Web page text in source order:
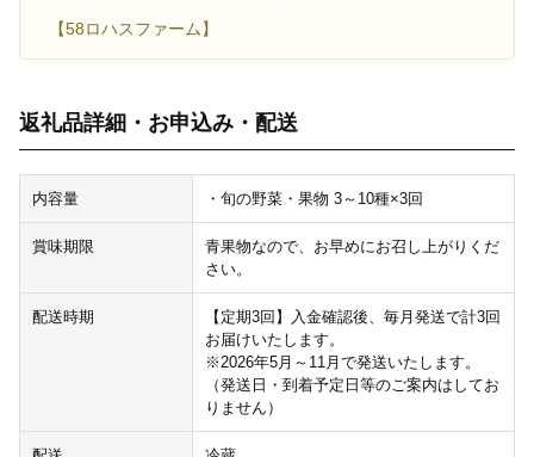
【58ロハスファーム】
返礼品詳細・お申込み・配送
内容量 ・旬の野菜・果物 3～10種×3回
賞味期限
青果物なので、お早めにお召し上がりくだ
さい。
配送時期
【定期3回】入金確認後、毎月発送で計3回
お届けいたします。
※2026年5月～11月で発送いたします。
（発送日・到着予定日等のご案内はしてお
りません）